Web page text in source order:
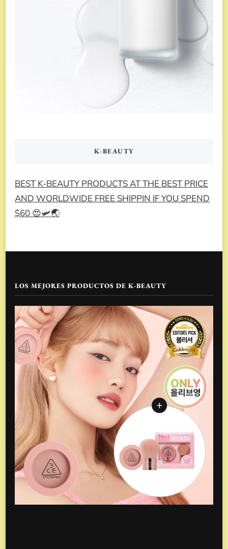
K-BEAUTY
BEST K-BEAUTY PRODUCTS AT THE BEST PRICE
AND WORLDWIDE FREE SHIPPIN IF YOU SPEND
$60 😍🛩️🌏
LOS MEJORES PRODUCTOS DE K-BEAUTY